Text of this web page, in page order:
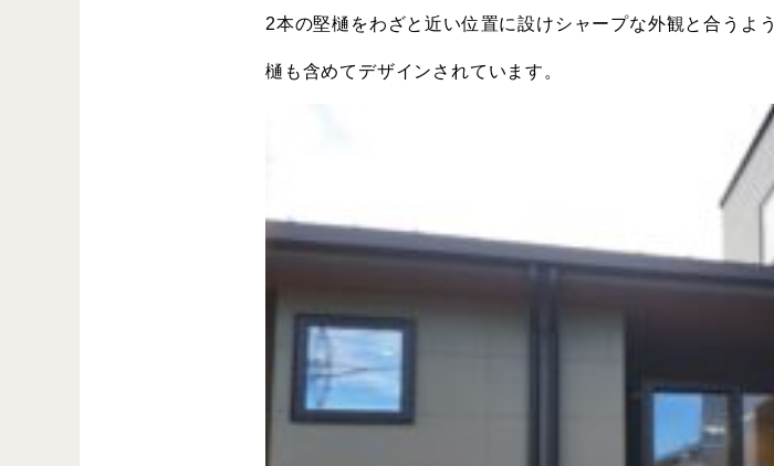
2本の堅樋をわざと近い位置に設けシャープな外観と合うよう
樋も含めてデザインされています。